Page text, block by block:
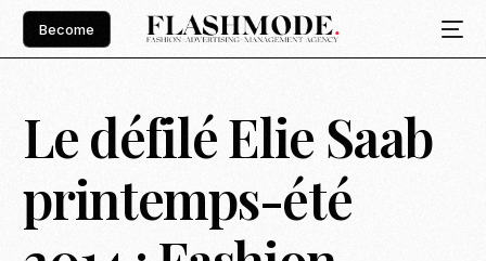
Become
Le défilé Elie Saab
printemps-été